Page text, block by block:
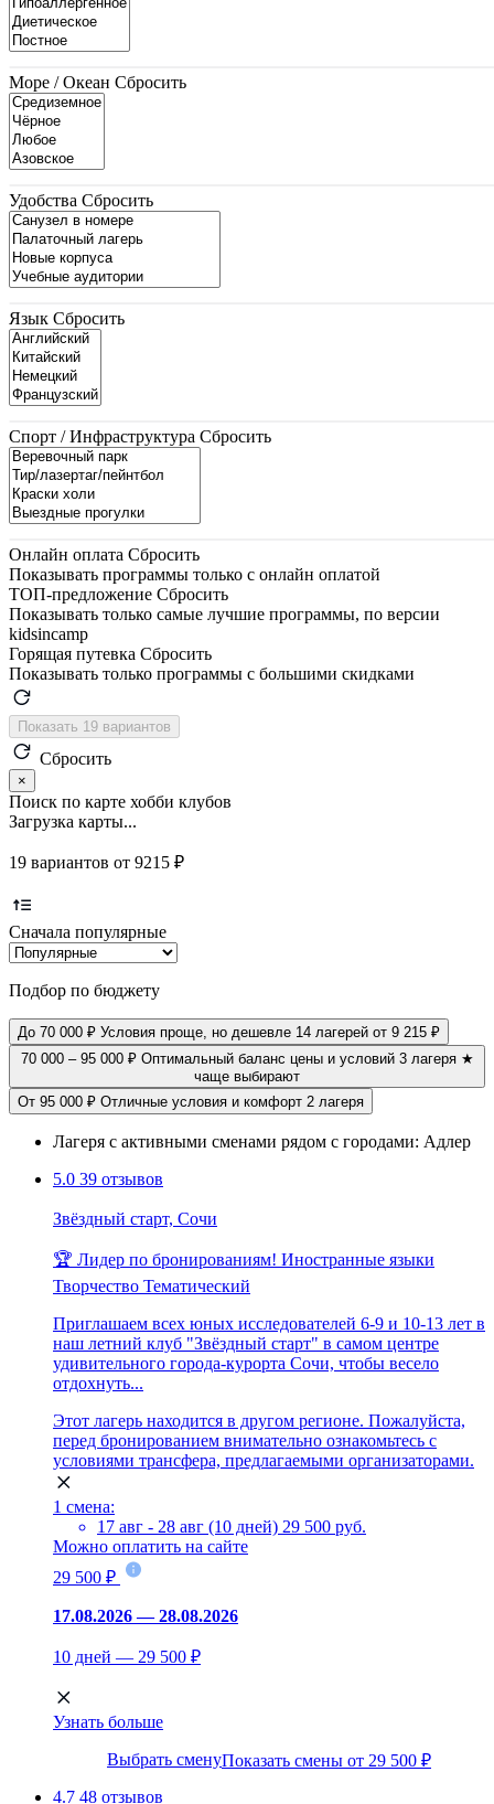
Море / Океан Сбросить
Удобства Сбросить
Язык Сбросить
Спорт / Инфраструктура Сбросить
Онлайн оплата Сбросить
Показывать программы только с онлайн оплатой
ТОП-предложение Сбросить
Показывать только самые лучшие программы, по версии
kidsincamp
Горящая путевка Сбросить
Показывать только программы с большими скидками
Показать 19 вариантов
Сбросить
×
Поиск по карте хобби клубов
Загрузка карты...
19 вариантов от 9215 ₽
Сначала популярные
Подбор по бюджету
До 70 000 ₽ Условия проще, но дешевле 14 лагерей от 9 215 ₽
70 000 – 95 000 ₽ Оптимальный баланс цены и условий 3 лагеря ★
чаще выбирают
От 95 000 ₽ Отличные условия и комфорт 2 лагеря
Лагеря с активными сменами рядом с городами: Адлер
5.0 39 отзывов
Звёздный старт, Сочи
🏆 Лидер по бронированиям! Иностранные языки
Творчество Тематический
Приглашаем всех юных исследователей 6-9 и 10-13 лет в
наш летний клуб "Звёздный старт" в самом центре
удивительного города-курорта Сочи, чтобы весело
отдохнуть...
Этот лагерь находится в другом регионе. Пожалуйста,
перед бронированием внимательно ознакомьтесь с
условиями трансфера, предлагаемыми организаторами.
1 смена:
17 авг - 28 авг (10 дней) 29 500 руб.
Можно оплатить на сайте
29 500 ₽
17.08.2026 — 28.08.2026
10 дней — 29 500 ₽
Узнать больше
Выбрать сменуПоказать смены от 29 500 ₽
4.7 48 отзывов